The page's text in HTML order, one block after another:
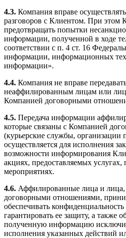
4.3. Компания вправе
разговоров с Клиентом. При этом
предотвращать попытки
информации, полученной в ходе
соответствии с п. 4 ст. 16
информации, информационных
информации».
4.4. Компания не вправе
неаффилированным лицам или
Компанией договорными
4.5. Передача информации
которые связаны с Компанией
(курьерские службы, организации
осуществляется для исполнения
возможности информирования
акциях, предоставляемых
мероприятиях.
4.6. Аффилированные лица и
договорными отношениями,
обеспечивать
гарантировать ее защиту, а также
полученную информацию
исполнения указанных действий